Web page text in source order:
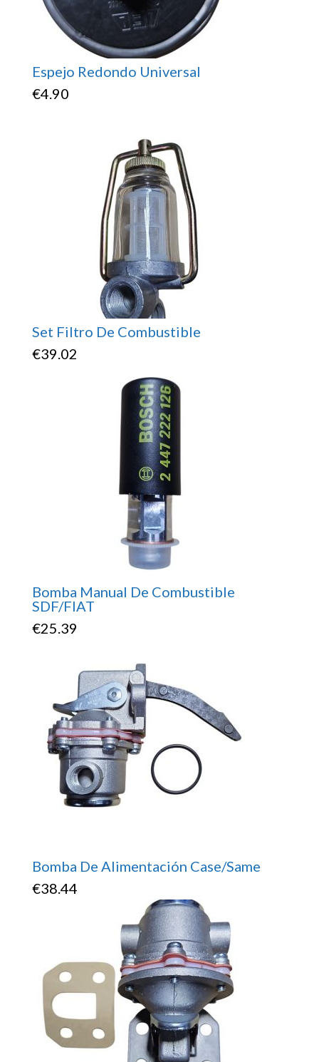
Espejo Redondo Universal
€4.90
Set Filtro De Combustible
€39.02
Bomba Manual De Combustible
SDF/FIAT
€25.39
Bomba De Alimentación Case/Same
€38.44